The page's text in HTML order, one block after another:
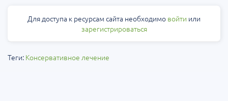
Для доступа к ресурсам сайта необходимо войти или
зарегистрироваться
Теги: Консервативное лечение